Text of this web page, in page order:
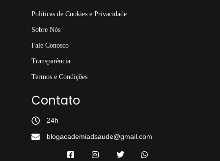
Politicas de Cookies e Privacidade
Sobre Nós
Fale Conosco
Transparência
Termos e Condições
Contato
24h
blogacademiadsaude@gmail.com